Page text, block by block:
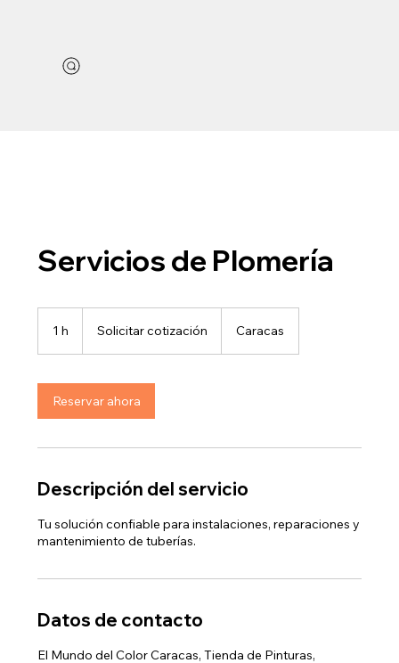
Servicios de Plomería
1 h Solicitar cotización Caracas
Reservar ahora
Descripción del servicio
Tu solución confiable para instalaciones, reparaciones y
mantenimiento de tuberías.
Datos de contacto
El Mundo del Color Caracas, Tienda de Pinturas,